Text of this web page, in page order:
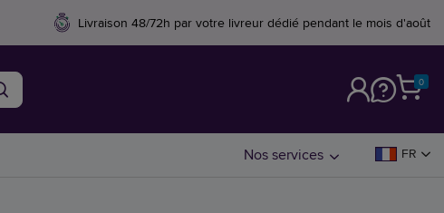
Livraison 48/72h par votre livreur dédié pendant le mois d'août
0
Nos services FR